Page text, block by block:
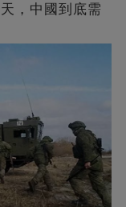
，中國到底需